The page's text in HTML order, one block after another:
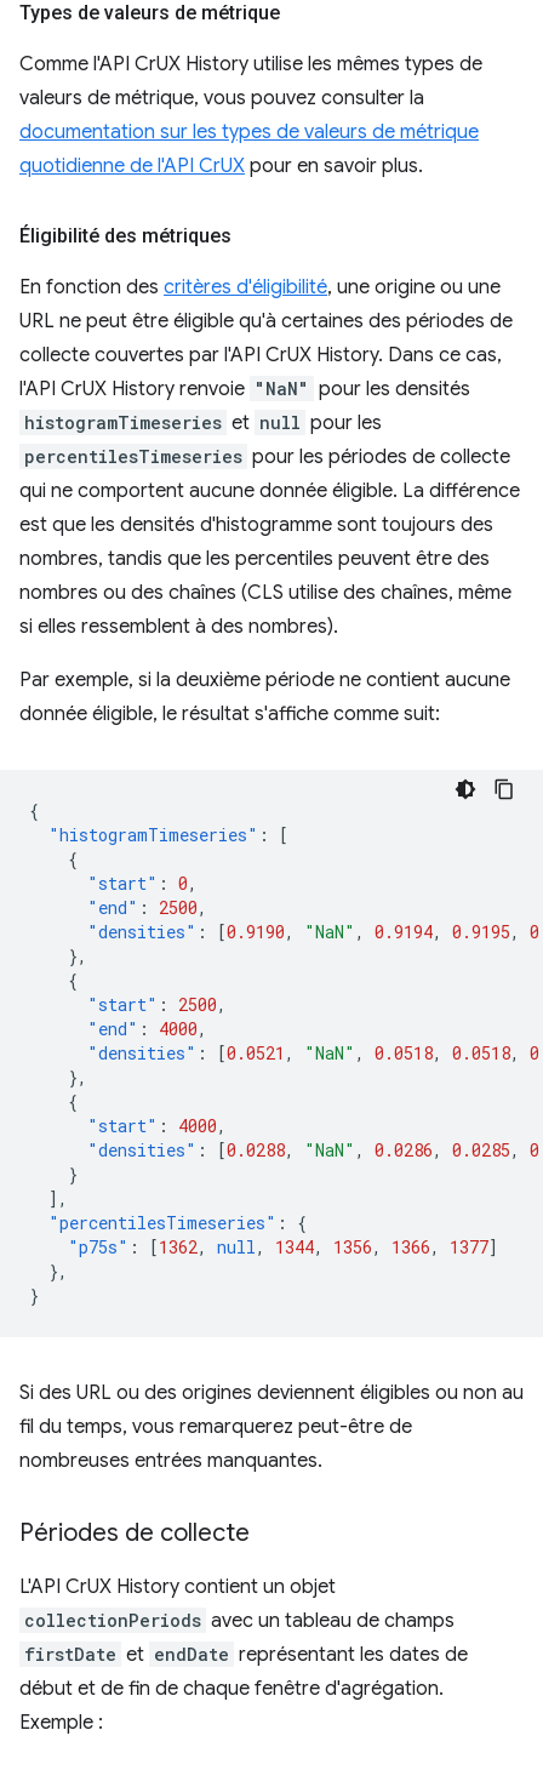
Types de valeurs de métrique
Comme l'API CrUX History utilise les mêmes types de
valeurs de métrique, vous pouvez consulter la
documentation sur les types de valeurs de métrique
quotidienne de l'API CrUX pour en savoir plus.
Éligibilité des métriques
En fonction des critères d'éligibilité, une origine ou une
URL ne peut être éligible qu'à certaines des périodes de
collecte couvertes par l'API CrUX History. Dans ce cas,
l'API CrUX History renvoie "NaN" pour les densités
histogramTimeseries et null pour les
percentilesTimeseries pour les périodes de collecte
qui ne comportent aucune donnée éligible. La différence
est que les densités d'histogramme sont toujours des
nombres, tandis que les percentiles peuvent être des
nombres ou des chaînes (CLS utilise des chaînes, même
si elles ressemblent à des nombres).
Par exemple, si la deuxième période ne contient aucune
donnée éligible, le résultat s'affiche comme suit:
{
"histogramTimeseries" :
[
{
"start" : 0,
"end" : 2500,
"densities" : [0.9190, "NaN" , 0.9194, 0.9195,
},
{
"start" : 2500,
"end" : 4000,
"densities" : [0.0521 , "NaN" , 0.0518, 0.0518,
},
{
"start" : 4000,
"densities" : [0.0288, "NaN" , 0.0286, 0.0285,
}
],
"percentilesTimeseries" :
{
"p75s" : [1362, null, 1344, 1356, 1366, 1377]
},
}
Si des URL ou des origines deviennent éligibles ou non au
fil du temps, vous remarquerez peut-être de
nombreuses entrées manquantes.
Périodes de collecte
L'API CrUX History contient un objet
collectionPeriods avec un tableau de champs
firstDate et endDate représentant les dates de
début et de fin de chaque fenêtre d'agrégation.
Exemple :